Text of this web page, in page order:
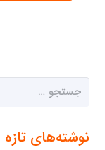
جستجو
نوشته‌های تازه